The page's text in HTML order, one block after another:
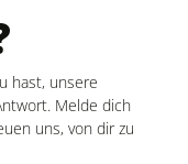
hast, unsere
Melde dich
uns, von dir zu